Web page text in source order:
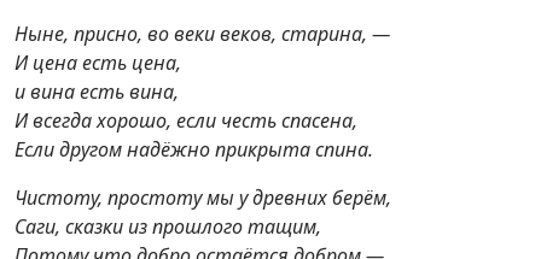
Ныне, присно, во веки веков, старина, —
И цена есть цена,
и вина есть вина,
И всегда хорошо, если честь спасена,
Если другом надёжно прикрыта спина.
Чистоту, простоту мы у древних берём,
Саги, сказки из прошлого тащим,